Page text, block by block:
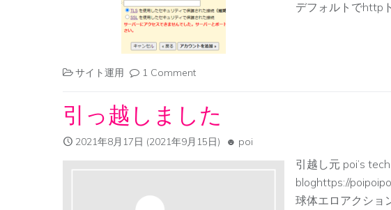
デフォルトでhttp
サイト運用 1 Comment
引っ越しました
2021年8月17日 (2021年9月15日) poi
引越し元 poi’s
bloghttps://
球体エロアクショ